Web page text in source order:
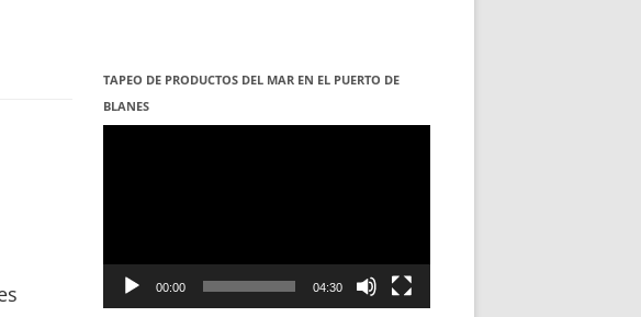
TAPEO DE PRODUCTOS DEL MAR EN EL PUERTO DE
BLANES
Reproductor
00:00 04:30